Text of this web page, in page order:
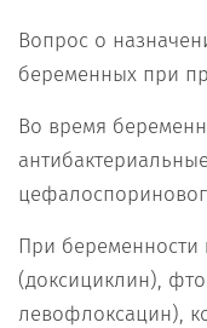
Вопрос о
беременных при
Во время
При беременности
(доксициклин),
левофлоксацин),